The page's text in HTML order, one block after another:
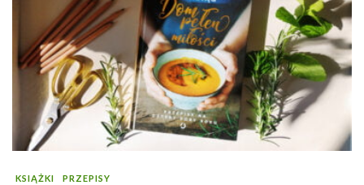
KSIĄŻKI PRZEPISY